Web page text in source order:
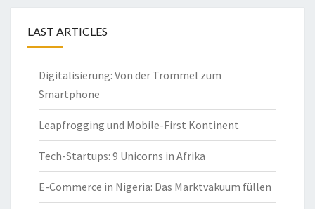
LAST ARTICLES
Digitalisierung: Von der Trommel zum
Smartphone
Leapfrogging und Mobile-First Kontinent
Tech-Startups: 9 Unicorns in Afrika
E-Commerce in Nigeria: Das Marktvakuum füllen